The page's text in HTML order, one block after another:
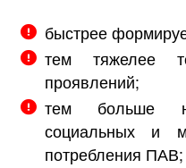
быстрее
тем тяжелее
проявлений;
тем больше
социальных и
потребления ПАВ;